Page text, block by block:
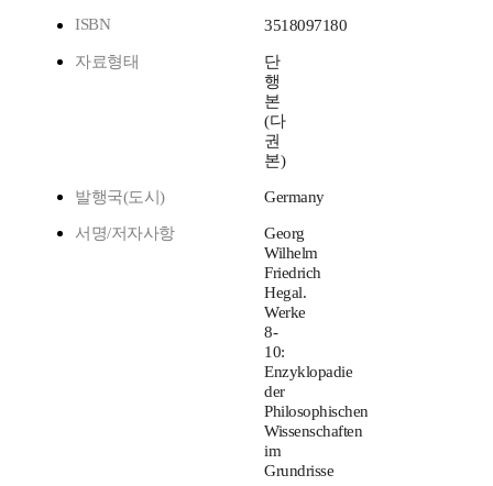
ISBN
3518097180
자료형태
단
행
본
(다
권
본)
발행국(도시) Germany
서명/저자사항
Georg
Wilhelm
Friedrich
Hegal.
Werke
8-
10:
Enzyklopadie
der
Philosophischen
Wissenschaften
im
Grundrisse